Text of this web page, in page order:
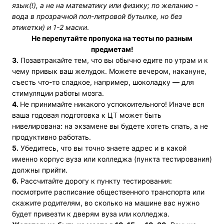
язык(!), а не на математику или физику; по желанию -
вода в прозрачной пол-литровой бутылке, но без
этикетки) и 1-2 маски.
Не перепутайте пропуска на тесты по разным
предметам!
3. Позавтракайте тем, что вы обычно едите по утрам и к
чему привык ваш желудок. Можете вечером, накануне,
съесть что-то сладкое, например, шоколадку — для
стимуляции работы мозга.
4. Не принимайте никакого успокоительного! Иначе вся
ваша годовая подготовка к ЦТ может быть
нивелирована: на экзамене вы будете хотеть спать, а не
продуктивно работать.
5. Убедитесь, что вы точно знаете адрес и в какой
именно корпус вуза или колледжа (пункта тестирования)
должны прийти.
6. Рассчитайте дорогу к пункту тестирования:
посмотрите расписание общественного транспорта или
скажите родителям, во сколько на машине вас нужно
будет привезти к дверям вуза или колледжа.